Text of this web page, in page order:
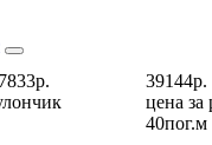
39144р.
цена за
40пог.м